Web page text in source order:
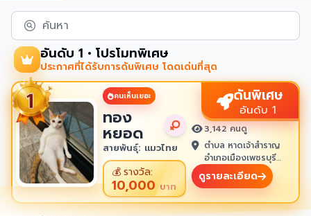
ค้นหา
อันดับ 1 • โปรโมทพิเศษ
ประกาศที่ได้รับการดันพิเศษ โดดเด่นที่สุด
คนเห็นเยอะ
ทอง
หยอด
สายพันธุ์: แมวไทย
💰รางวัล:
10,000บาท
ดันพิเศษ
อันดับ 1
3,142 คนดู
ตำบล หาดเจ้าสำราญ
อำเภอเมืองเพชรบุรี
เพชรบุรี 76100
ดูรายละเอียด